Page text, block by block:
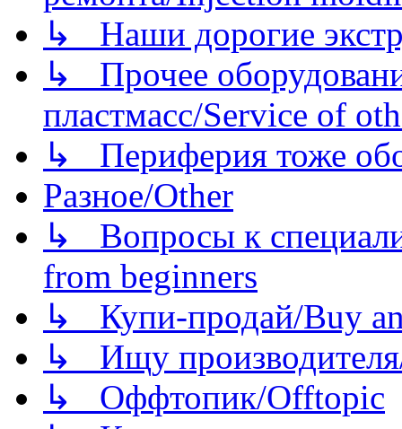
↳ Наши дорогие
↳ Прочее
пластмасс/Service of
↳ Периферия тоже
Разное/Other
↳ Вопросы к
from beginners
↳ Купи-продай/Buy
↳ Ищу
↳ Оффтопик/Offtopic